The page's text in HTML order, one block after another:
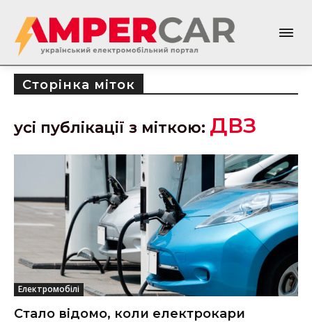
Сторінка міток
усі публікації з міткою: ДВЗ
Електромобілі
Стало відомо, коли електрокари